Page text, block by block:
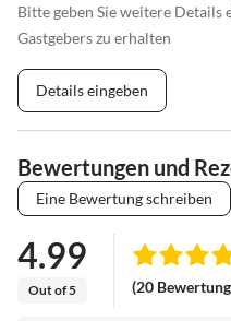
Bitte geben Sie weitere
Gastgebers zu erhalten
Details eingeben
Bewertungen und
Eine Bewertung schreiben
4.99
Out of 5 (20